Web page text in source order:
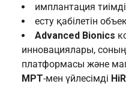
имплантация
есту қабілетін
Advanced Bionics
инновациялары, соның
платформасы және
МРТ-мен үйлесімді